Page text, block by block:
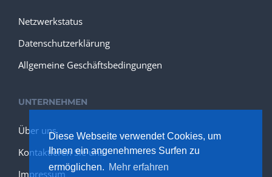
Diese Webseite verwendet Cookies, um
Ihnen ein angenehmeres Surfen zu
ermöglichen. Mehr erfahren
Netzwerkstatus
Datenschutzerklärung
Allgemeine Geschäftsbedingungen
UNTERNEHMEN
Über uns
Kontaktieren Sie uns
Impressum